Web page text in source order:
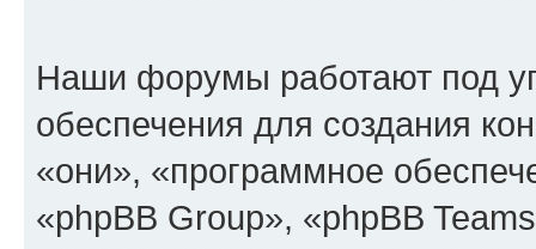
Наши форумы работают под
обеспечения для создания
«они», «программное
«phpBB Group», «phpBB